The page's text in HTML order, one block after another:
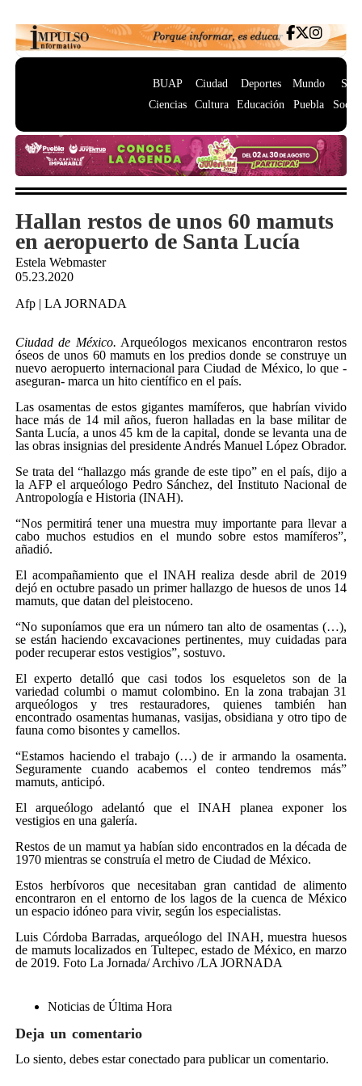
BUAP
Ciencias
Ciudad
Cultura
Deportes
Educación
Mundo
Puebla
Hallan restos de unos 60 mamuts
en aeropuerto de Santa Lucía
Estela Webmaster
05.23.2020
Afp | LA JORNADA
Ciudad de México. Arqueólogos mexicanos encontraron restos
óseos de unos 60 mamuts en los predios donde se construye un
nuevo aeropuerto internacional para Ciudad de México, lo que -
aseguran- marca un hito científico en el país.
Las osamentas de estos gigantes mamíferos, que habrían vivido
hace más de 14 mil años, fueron halladas en la base militar de
Santa Lucía, a unos 45 km de la capital, donde se levanta una de
las obras insignias del presidente Andrés Manuel López Obrador.
Se trata del “hallazgo más grande de este tipo” en el país, dijo a
la AFP el arqueólogo Pedro Sánchez, del Instituto Nacional de
Antropología e Historia (INAH).
“Nos permitirá tener una muestra muy importante para llevar a
cabo muchos estudios en el mundo sobre estos mamíferos”,
añadió.
El acompañamiento que el INAH realiza desde abril de 2019
dejó en octubre pasado un primer hallazgo de huesos de unos 14
mamuts, que datan del pleistoceno.
“No suponíamos que era un número tan alto de osamentas (…),
se están haciendo excavaciones pertinentes, muy cuidadas para
poder recuperar estos vestigios”, sostuvo.
El experto detalló que casi todos los esqueletos son de la
variedad columbi o mamut colombino. En la zona trabajan 31
arqueólogos y tres restauradores, quienes también han
encontrado osamentas humanas, vasijas, obsidiana y otro tipo de
fauna como bisontes y camellos.
“Estamos haciendo el trabajo (…) de ir armando la osamenta.
Seguramente cuando acabemos el conteo tendremos más”
mamuts, anticipó.
El arqueólogo adelantó que el INAH planea exponer los
vestigios en una galería.
Restos de un mamut ya habían sido encontrados en la década de
1970 mientras se construía el metro de Ciudad de México.
Estos herbívoros que necesitaban gran cantidad de alimento
encontraron en el entorno de los lagos de la cuenca de México
un espacio idóneo para vivir, según los especialistas.
Luis Córdoba Barradas, arqueólogo del INAH, muestra huesos
de mamuts localizados en Tultepec, estado de México, en marzo
de 2019. Foto La Jornada/ Archivo /LA JORNADA
Noticias de Última Hora
Deja un comentario
Lo siento, debes estarconectadopara publicar un comentario.